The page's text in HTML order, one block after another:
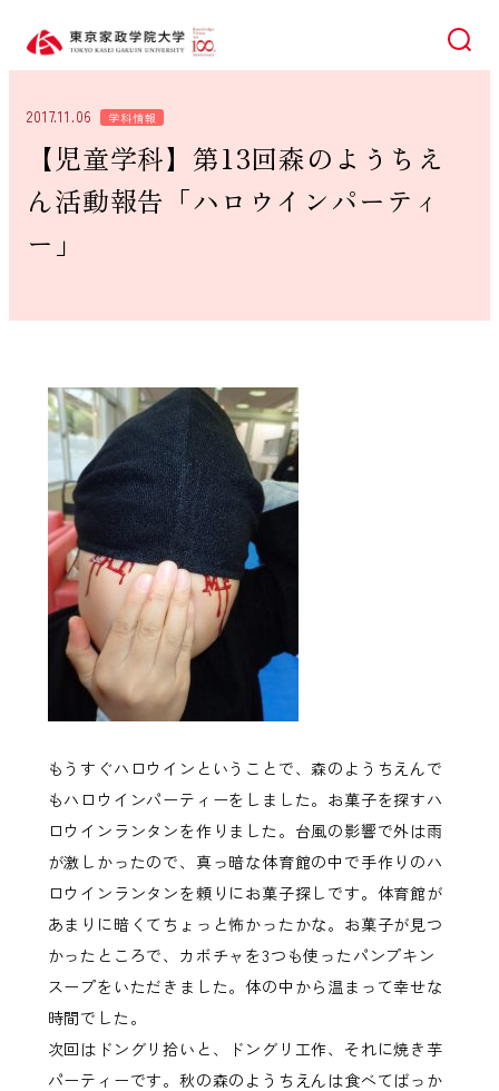
検索
2017.11.06 学科情報
【児童学科】第13回森のようちえ
ん活動報告「ハロウインパーティ
ー」
もうすぐハロウインということで、森のようちえんで
もハロウインパーティーをしました。お菓子を探すハ
ロウインランタンを作りました。台風の影響で外は雨
が激しかったので、真っ暗な体育館の中で手作りのハ
ロウインランタンを頼りにお菓子探しです。体育館が
あまりに暗くてちょっと怖かったかな。お菓子が見つ
かったところで、カボチャを3つも使ったパンプキン
スープをいただきました。体の中から温まって幸せな
時間でした。
次回はドングリ拾いと、ドングリ工作、それに焼き芋
パーティーです。秋の森のようちえんは食べてばっか